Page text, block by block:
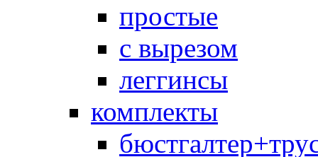
простые
с вырезом
леггинсы
комплекты